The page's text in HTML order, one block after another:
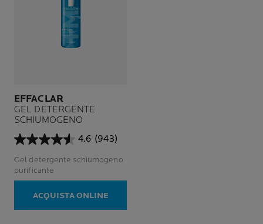
EFFACLAR
GEL DETERGENTE
SCHIUMOGENO
4.6 (943)
4.6
su
5
stelle.
recensioni
Gel detergente schiumogeno
purificante
ACQUISTA ONLINE